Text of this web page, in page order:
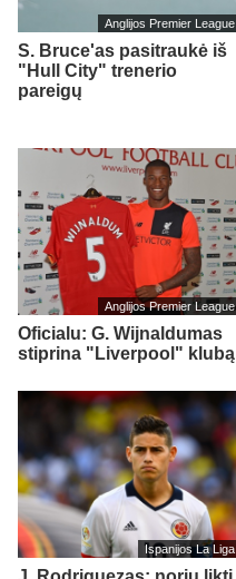
Anglijos Premier League
S. Bruce'as pasitraukė iš
"Hull City" trenerio
pareigų
Anglijos Premier League
Oficialu: G. Wijnaldumas
stiprina "Liverpool" klubą
Ispanijos La Liga